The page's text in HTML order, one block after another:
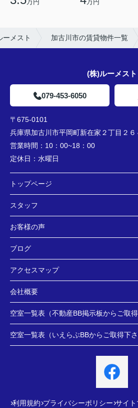
万円 万円
メスト 加古川市の賃貸物件一覧
(株)ルーメスト
079-453-6050
〒675-0101
兵庫県加古川市平岡町新在家２丁目２６
営業時間： 10：00~18：00
定休日： 水曜日
トップページ
スタッフ
お客様の声
ブログ
アクセスマップ
会社概要
空室一覧表（不動産BB掲示板からご取得
空室一覧表（いえらぶBBからご取得下さ
利用規約 プライバシーポリシー サイ